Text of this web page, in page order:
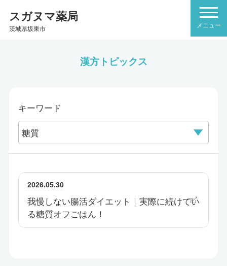
スガヌマ薬局
茨城県坂東市
漢方トピックス
キーワード
2026.05.30
我慢しない腸活ダイエット｜実際に続けてい
る糖質オフごはん！